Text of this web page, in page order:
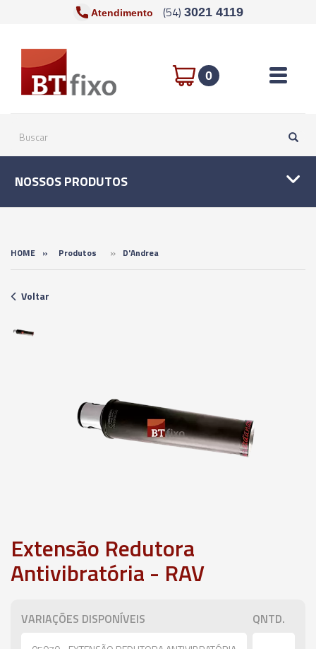
Atendimento (54) 3021 4119
0 Toggle
NOSSOS PRODUTOS
HOME » Produtos » D'Andrea
Voltar
Extensão Redutora
Antivibratória - RAV
VARIAÇÕES DISPONÍVEIS QNTD.